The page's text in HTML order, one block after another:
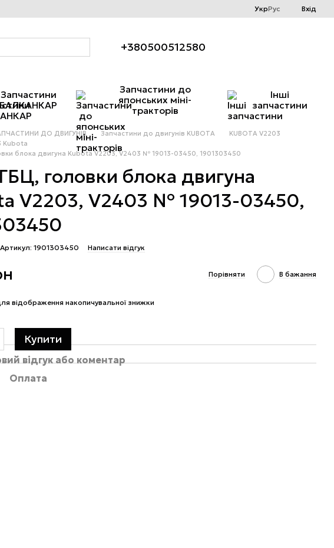
УкрРус Вхід
+380500512580
Запчастини
БАЛКАНКАР
Запчастини до
японських міні-
тракторів
Інші
запчастини
ДО ДВИГУНІВ Запчастини до двигунів KUBOTA
KUBOTA V2203
Kubota
блока двигуна Kubota V2203, V2403 № 19013-03450, 1901303450
головки блока двигуна
V2203, V2403 № 19013-03450,
Артикул: 1901303450 Написати відгук
Порівняти В бажання
відображення накопичувальної знижки
Купити
відгук або коментар
Оплата